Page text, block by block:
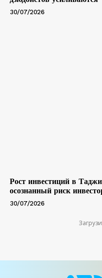
30/07/2026
Рост инвестиций в
осознанный риск
30/07/2026